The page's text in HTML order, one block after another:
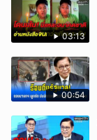
03:13
00:54